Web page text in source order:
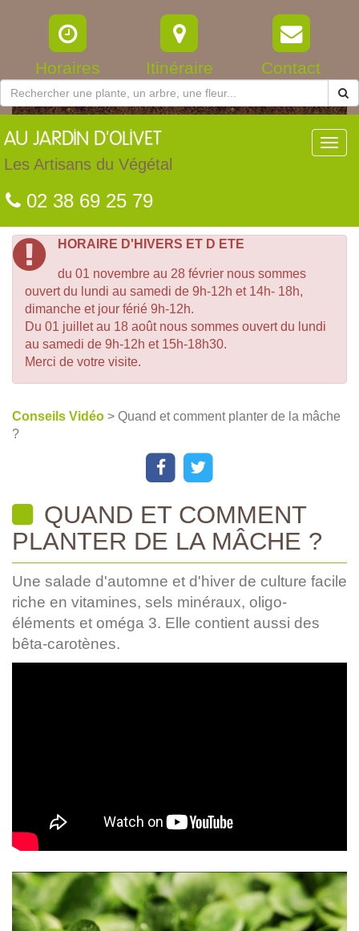
Horaires Itinéraire Contact
AU JARDIN D'OLIVET
Les Artisans du Végétal
02 38 69 25 79
HORAIRE D'HIVERS ET D ETE
du 01 novembre au 28 février nous sommes
ouvert du lundi au samedi de 9h-12h et 14h- 18h,
dimanche et jour férié 9h-12h.
Du 01 juillet au 18 août nous sommes ouvert du lundi
au samedi de 9h-12h et 15h-18h30.
Merci de votre visite.
Conseils Vidéo > Quand et comment planter de la mâche
?
QUAND ET COMMENT
PLANTER DE LA MÂCHE ?
Une salade d'automne et d'hiver de culture facile
riche en vitamines, sels minéraux, oligo-
éléments et oméga 3. Elle contient aussi des
bêta-carotènes.